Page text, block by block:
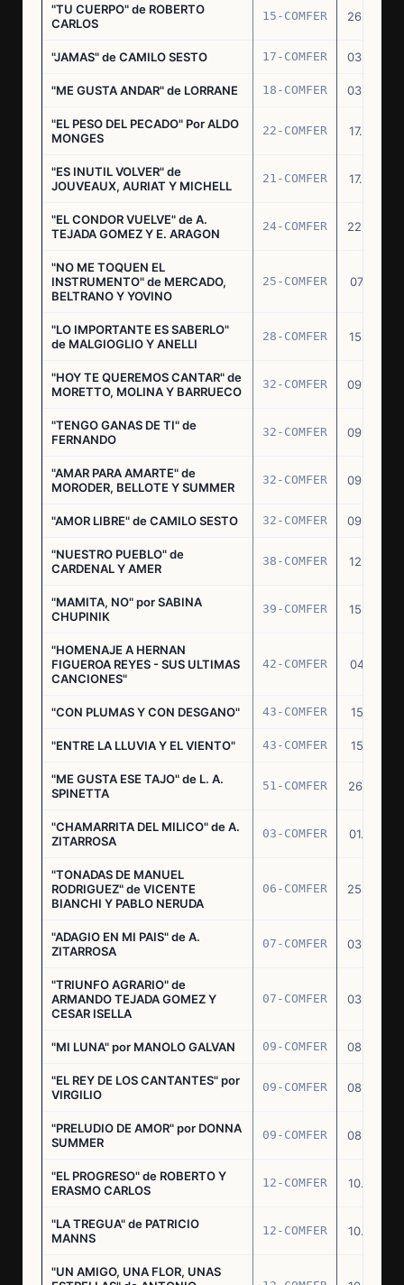
"TU CUERPO" de ROBERTO
CARLOS
15-COMFER 26.05.76
"JAMAS" de CAMILO SESTO 17-COMFER 03.06.76
"ME GUSTA ANDAR" de LORRANE 18-COMFER 03.06.76
"EL PESO DEL PECADO" Por ALDO
MONGES
22-COMFER 17.06.76
"ES INUTIL VOLVER" de
JOUVEAUX, AURIAT Y MICHELL
21-COMFER 17.06.76
"EL CONDOR VUELVE" de A.
TEJADA GOMEZ Y E. ARAGON
24-COMFER 22.06.76
"NO ME TOQUEN EL
INSTRUMENTO" de MERCADO,
BELTRANO Y YOVINO
25-COMFER 07.07.76
"LO IMPORTANTE ES SABERLO"
de MALGIOGLIO Y ANELLI
28-COMFER 15.07.76
"HOY TE QUEREMOS CANTAR" de
MORETTO, MOLINA Y BARRUECO
32-COMFER 09.09.76
"TENGO GANAS DE TI" de
FERNANDO
32-COMFER 09.09.76
"AMAR PARA AMARTE" de
MORODER, BELLOTE Y SUMMER
32-COMFER 09.09.76
"AMOR LIBRE" de CAMILO SESTO 32-COMFER 09.09.76
"NUESTRO PUEBLO" de
CARDENAL Y AMER
38-COMFER 12.10.76
"MAMITA, NO" por SABINA
CHUPINIK
39-COMFER 15.10.76
"HOMENAJE A HERNAN
FIGUEROA REYES - SUS ULTIMAS
CANCIONES"
42-COMFER 04.11.76
"CON PLUMAS Y CON DESGANO" 43-COMFER 15.11.76
"ENTRE LA LLUVIA Y EL VIENTO" 43-COMFER 15.11.76
"ME GUSTA ESE TAJO" de L. A.
SPINETTA
51-COMFER 26.12.76
"CHAMARRITA DEL MILICO" de A.
ZITARROSA
03-COMFER 01.02.77
"TONADAS DE MANUEL
RODRIGUEZ" de VICENTE
BIANCHI Y PABLO NERUDA
06-COMFER 25.02.77
"ADAGIO EN MI PAIS" de A.
ZITARROSA
07-COMFER 03.03.77
"TRIUNFO AGRARIO" de
ARMANDO TEJADA GOMEZ Y
CESAR ISELLA
07-COMFER 03.03.77
"MI LUNA" por MANOLO GALVAN 09-COMFER 08.03.77
"EL REY DE LOS CANTANTES" por
VIRGILIO
09-COMFER 08.03.77
"PRELUDIO DE AMOR" por DONNA
SUMMER
09-COMFER 08.03.77
"EL PROGRESO" de ROBERTO Y
ERASMO CARLOS
12-COMFER 10.03.77
"LA TREGUA" de PATRICIO
MANNS
12-COMFER 10.03.77
"UN AMIGO, UNA FLOR, UNAS